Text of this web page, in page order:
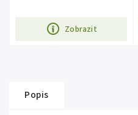
Zobrazit
Popis